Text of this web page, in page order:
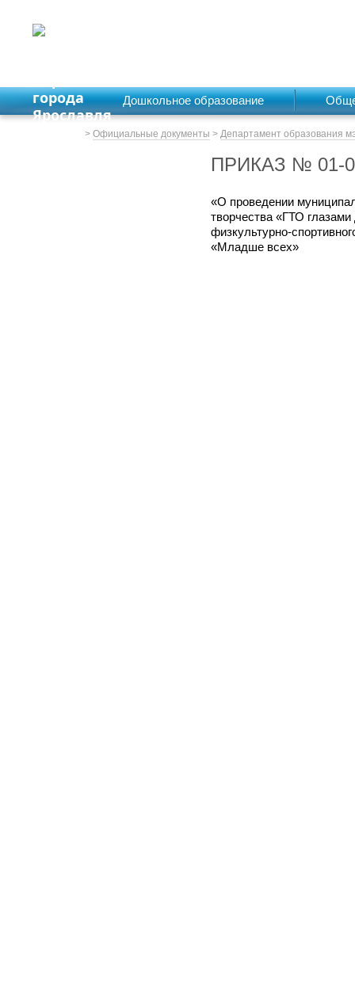
Дошкольное образование
> Официальные документы > Департамент образования
ПРИКАЗ № 01-
«О проведении
творчества «ГТО
физкультурно-
«Младше всех»